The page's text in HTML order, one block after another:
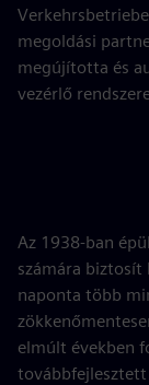
megoldási
megújította és
vezérlő
Az 1938-ban
számára biztosít
naponta több
elmúlt években